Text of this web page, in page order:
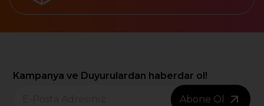
Kampanya ve Duyurulardan haberdar ol!
Abone Ol